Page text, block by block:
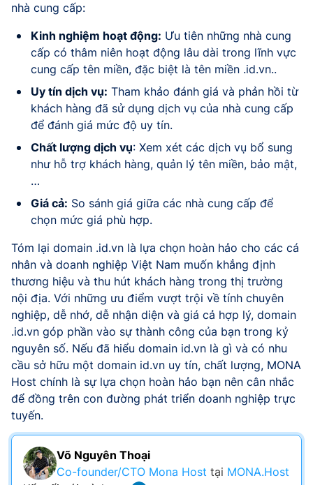
nhà cung cấp:
Kinh nghiệm hoạt động: Ưu tiên những nhà cung
cấp có thâm niên hoạt động lâu dài trong lĩnh vực
cung cấp tên miền, đặc biệt là tên miền .id.vn..
Uy tín dịch vụ: Tham khảo đánh giá và phản hồi từ
khách hàng đã sử dụng dịch vụ của nhà cung cấp
để đánh giá mức độ uy tín.
Chất lượng dịch vụ: Xem xét các dịch vụ bổ sung
như hỗ trợ khách hàng, quản lý tên miền, bảo mật,
…
Giá cả: So sánh giá giữa các nhà cung cấp để
chọn mức giá phù hợp.
Tóm lại domain .id.vn là lựa chọn hoàn hảo cho các cá
nhân và doanh nghiệp Việt Nam muốn khẳng định
thương hiệu và thu hút khách hàng trong thị trường
nội địa. Với những ưu điểm vượt trội về tính chuyên
nghiệp, dễ nhớ, dễ nhận diện và giá cả hợp lý, domain
.id.vn góp phần vào sự thành công của bạn trong kỷ
nguyên số. Nếu đã hiểu domain id.vn là gì và có nhu
cầu sở hữu một domain id.vn uy tín, chất lượng, MONA
Host chính là sự lựa chọn hoàn hảo bạn nên cân nhắc
để đồng trên con đường phát triển doanh nghiệp trực
tuyến.
Võ Nguyên Thoại
Co-founder/CTO Mona Host tại MONA.Host